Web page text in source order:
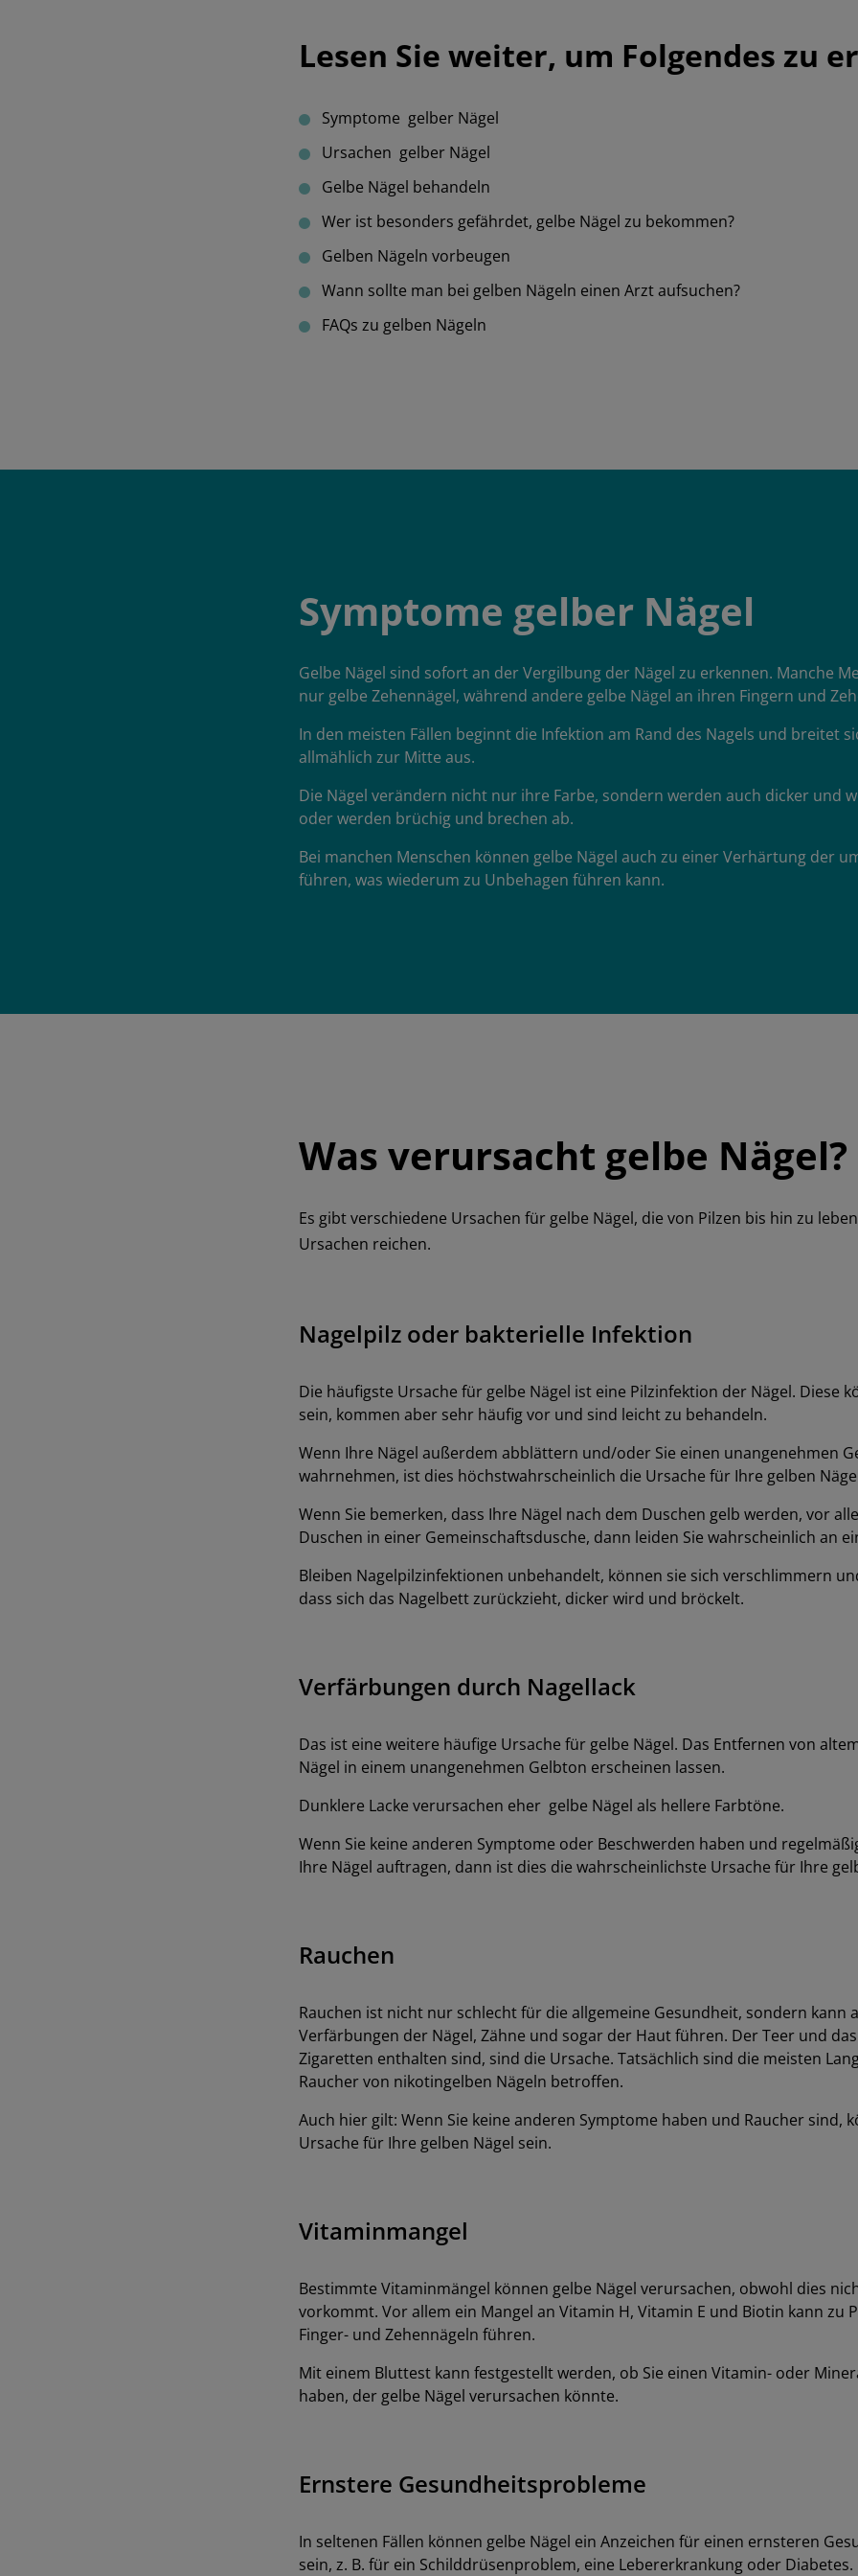
Lesen Sie weiter, um Folgendes zu
Symptome gelber Nägel
Ursachen gelber Nägel
Gelbe Nägel behandeln
Wer ist besonders gefährdet, gelbe Nägel zu bekommen?
Gelben Nägeln vorbeugen
Wann sollte man bei gelben Nägeln einen Arzt aufsuchen?
FAQs zu gelben Nägeln
Symptome gelber Nägel
Gelbe Nägel sind sofort an der Vergilbung der Nägel zu erkennen. Manche
nur gelbe Zehennägel, während andere gelbe Nägel an ihren Fingern und
In den meisten Fällen beginnt die Infektion am Rand des Nagels und breitet
allmählich zur Mitte aus.
Die Nägel verändern nicht nur ihre Farbe, sondern werden auch dicker und
oder werden brüchig und brechen ab.
Bei manchen Menschen können gelbe Nägel auch zu einer Verhärtung der
führen, was wiederum zu Unbehagen führen kann.
Was verursacht gelbe Nägel?
Es gibt verschiedene Ursachen für gelbe Nägel, die von Pilzen bis hin zu
Ursachen reichen.
Nagelpilz oder bakterielle Infektion
Die häufigste Ursache für gelbe Nägel ist eine Pilzinfektion der Nägel. Diese
sein, kommen aber sehr häufig vor und sind leicht zu behandeln.
Wenn Ihre Nägel außerdem abblättern und/oder Sie einen unangenehmen
wahrnehmen, ist dies höchstwahrscheinlich die Ursache für Ihre gelben
Wenn Sie bemerken, dass Ihre Nägel nach dem Duschen gelb werden, vor
Duschen in einer Gemeinschaftsdusche, dann leiden Sie wahrscheinlich an
Bleiben Nagelpilzinfektionen unbehandelt, können sie sich verschlimmern
dass sich das Nagelbett zurückzieht, dicker wird und bröckelt.
Verfärbungen durch Nagellack
Das ist eine weitere häufige Ursache für gelbe Nägel. Das Entfernen von
Nägel in einem unangenehmen Gelbton erscheinen lassen.
Dunklere Lacke verursachen eher gelbe Nägel als hellere Farbtöne.
Wenn Sie keine anderen Symptome oder Beschwerden haben und
Ihre Nägel auftragen, dann ist dies die wahrscheinlichste Ursache für Ihre
Rauchen
Rauchen ist nicht nur schlecht für die allgemeine Gesundheit, sondern kann
Verfärbungen der Nägel, Zähne und sogar der Haut führen. Der Teer und
Zigaretten enthalten sind, sind die Ursache. Tatsächlich sind die meisten
Raucher von nikotingelben Nägeln betroffen.
Auch hier gilt: Wenn Sie keine anderen Symptome haben und Raucher sind,
Ursache für Ihre gelben Nägel sein.
Vitaminmangel
Bestimmte Vitaminmängel können gelbe Nägel verursachen, obwohl dies
vorkommt. Vor allem ein Mangel an Vitamin H, Vitamin E und Biotin kann zu
Finger- und Zehennägeln führen.
Mit einem Bluttest kann festgestellt werden, ob Sie einen Vitamin- oder
haben, der gelbe Nägel verursachen könnte.
Ernstere Gesundheitsprobleme
In seltenen Fällen können gelbe Nägel ein Anzeichen für einen ernsteren
sein, z. B. für ein Schilddrüsenproblem, eine Lebererkrankung oder Diabetes.